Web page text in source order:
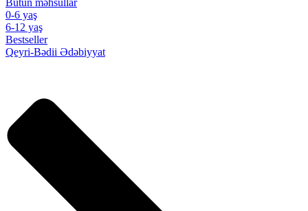
Bütün məhsullar
0-6 yaş
6-12 yaş
Bestseller
Qeyri-Bədii Ədəbiyyat